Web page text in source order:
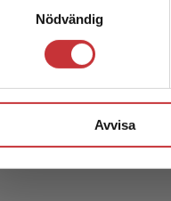
Nödvändig
Avvisa
(red.)
Exkl.